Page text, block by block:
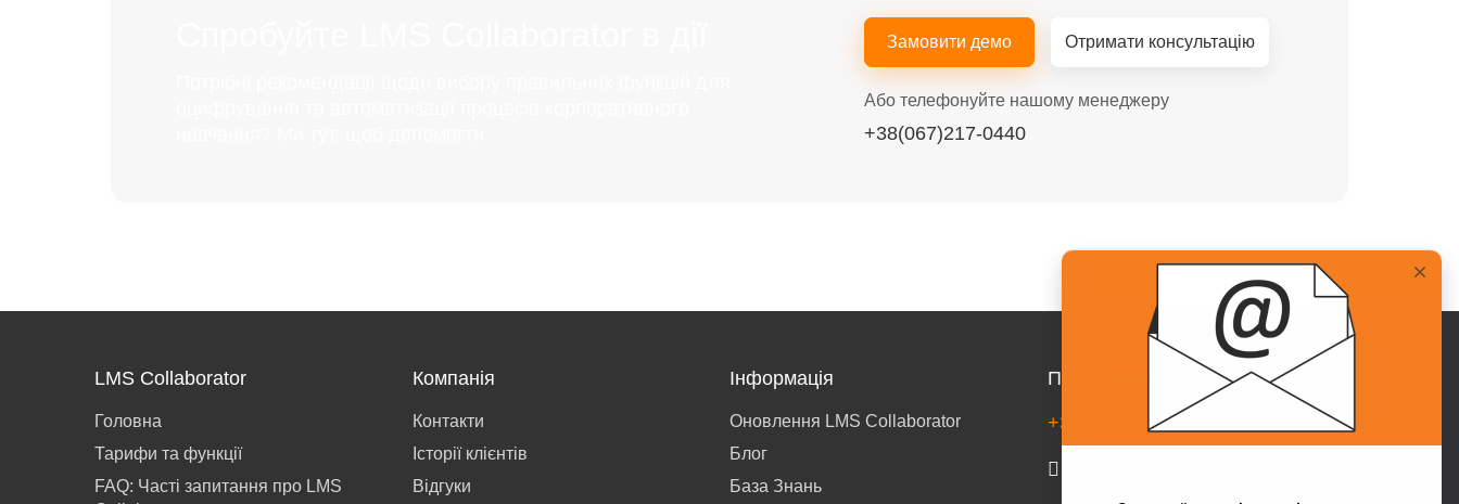
Замовити демо Отримати консультацію
Або телефонуйте нашому менеджеру
+38(067)217-0440
LMS Collaborator
Головна
Тарифи та функції
FAQ: Часті запитання про LMS
Компанія
Контакти
Історії клієнтів
Відгуки
Інформація
Оновлення LMS Collaborator
Блог
База Знань
Про Collaborator
+38(067)217-0440